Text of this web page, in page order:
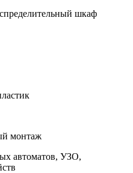
шкаф
монтаж
автоматов, УЗО,